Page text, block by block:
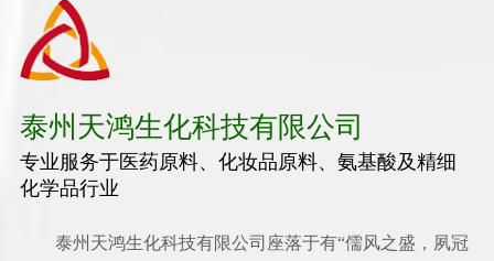
泰州天鸿生化科技有限公司
专业服务于医药原料、化妆品原料、氨基酸及精细
化学品行业
泰州天鸿生化科技有限公司 座落于有“儒风之盛，夙冠